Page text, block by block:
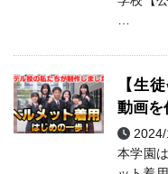
【生
動画を
本学園